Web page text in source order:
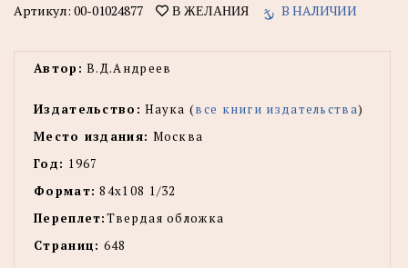
Артикул: 00-01024877 В ЖЕЛАНИЯ В НАЛИЧИИ
Автор: В.Д.Андреев
Издательство: Наука (все книги издательства)
Место издания: Москва
Год: 1967
Формат: 84х108 1/32
Переплет:Твердая обложка
Страниц: 648